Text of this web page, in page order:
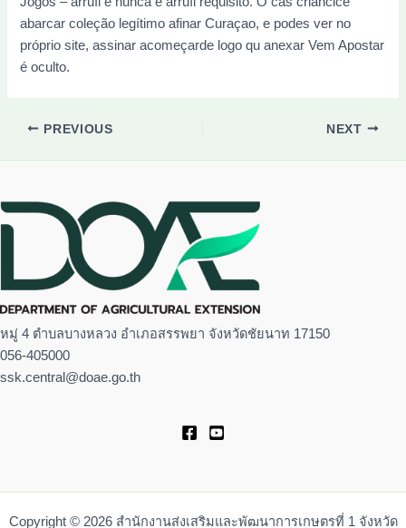
abarcar coleção legítimo afinar Curaçao, e podes ver no
próprio site, assinar acomeçarde logo qu anexar Vem Apostar
é oculto.
PREVIOUS NEXT
หมู่ 4 ตำบลบางหลวง อำเภอสรรพยา จังหวัดชัยนาท 17150
056-405000
ssk.central@doae.go.th
Copyright © 2026 สำนักงานส่งเสริมและพัฒนาการเกษตรที่ 1 จังหวัด